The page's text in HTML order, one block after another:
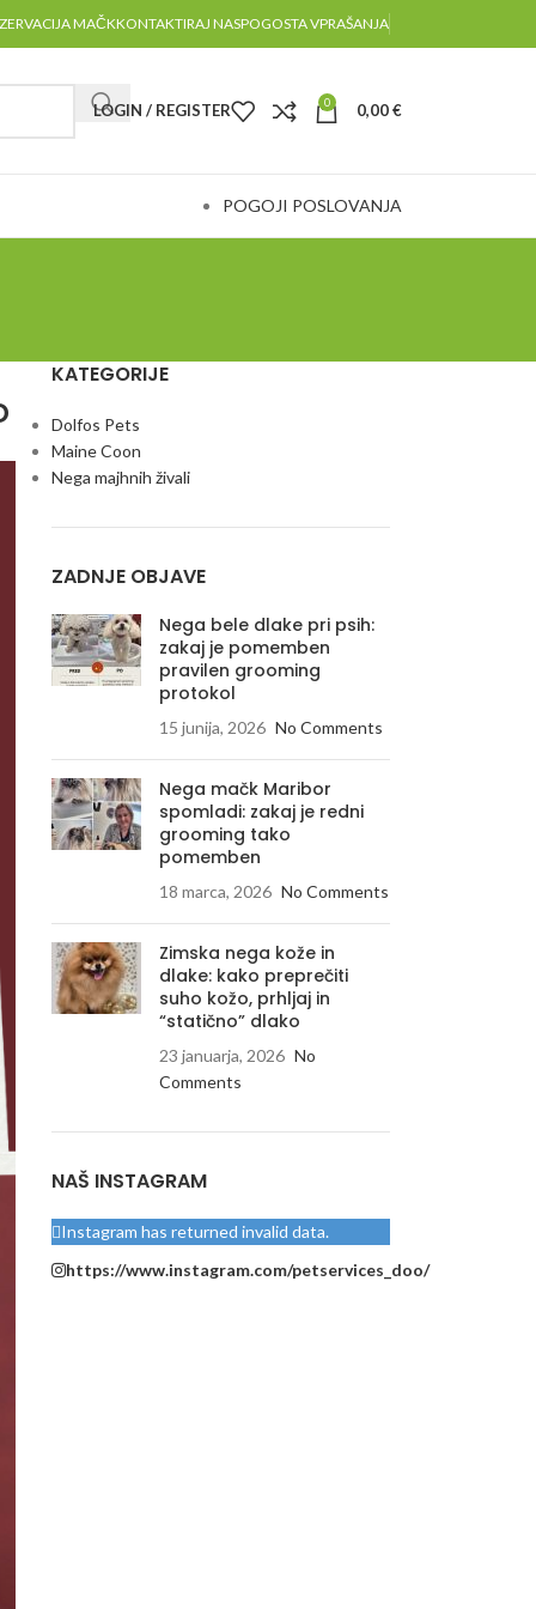
MAČKKONTAKTIRAJ NASPOGOSTA VPRAŠANJA
LOGIN / REGISTER 0 0,00€
POGOJI POSLOVANJA
KATEGORIJE
Dolfos Pets
Maine Coon
Nega majhnih živali
ZADNJE OBJAVE
Nega bele dlake pri psih:
zakaj je pomemben
pravilen grooming
protokol
15 junija, 2026 No Comments
Nega mačk Maribor
spomladi: zakaj je redni
grooming tako
pomemben
18 marca, 2026 No Comments
Zimska nega kože in
dlake: kako preprečiti
suho kožo, prhljaj in
“statično” dlako
23 januarja, 2026 No
Comments
NAŠ INSTAGRAM
Instagram has returned invalid data.
https://www.instagram.com/petservices_doo/